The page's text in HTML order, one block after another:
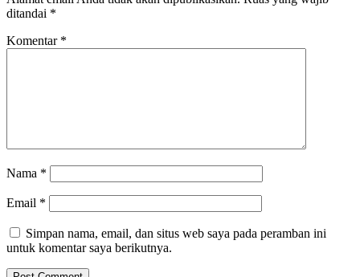
ditandai *
Komentar *
Nama *
Email *
Simpan nama, email, dan situs web saya pada peramban ini
untuk komentar saya berikutnya.